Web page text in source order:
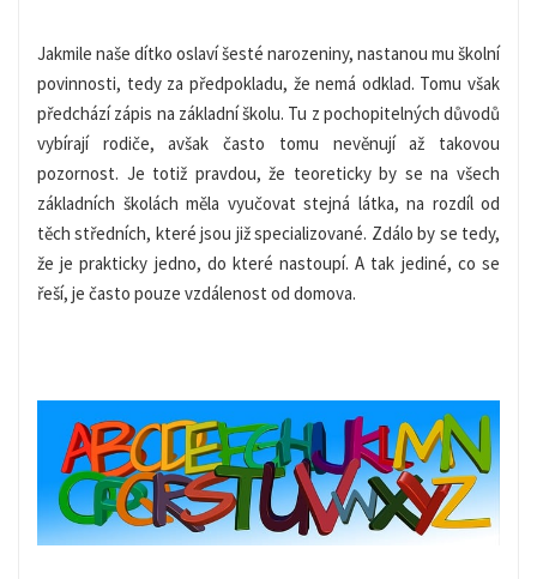
Jakmile naše dítko oslaví šesté narozeniny, nastanou mu školní
povinnosti, tedy za předpokladu, že nemá odklad. Tomu však
předchází zápis na základní školu. Tu z pochopitelných důvodů
vybírají rodiče, avšak často tomu nevěnují až takovou
pozornost. Je totiž pravdou, že teoreticky by se na všech
základních školách měla vyučovat stejná látka, na rozdíl od
těch středních, které jsou již specializované. Zdálo by se tedy,
že je prakticky jedno, do které nastoupí. A tak jediné, co se
řeší, je často pouze vzdálenost od domova.